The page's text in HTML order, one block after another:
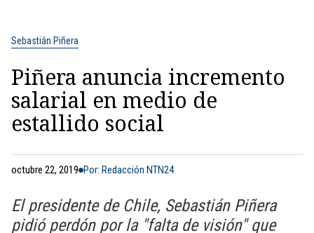
Sebastián Piñera
Piñera anuncia incremento
salarial en medio de
estallido social
octubre 22, 2019 Por: Redacción NTN24
El presidente de Chile, Sebastián Piñera
pidió perdón por la "falta de visión" que